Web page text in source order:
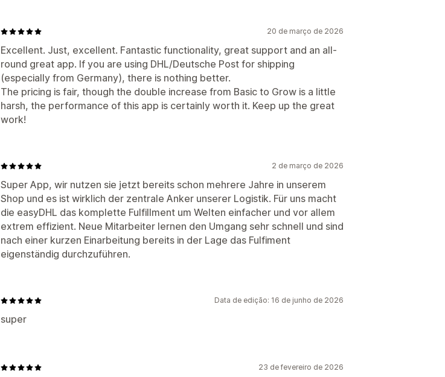
20 de março de 2026
Excellent. Just, excellent. Fantastic functionality, great support and an all-
round great app. If you are using DHL/Deutsche Post for shipping
(especially from Germany), there is nothing better.
The pricing is fair, though the double increase from Basic to Grow is a little
harsh, the performance of this app is certainly worth it. Keep up the great
work!
2 de março de 2026
Super App, wir nutzen sie jetzt bereits schon mehrere Jahre in unserem
Shop und es ist wirklich der zentrale Anker unserer Logistik. Für uns macht
die easyDHL das komplette Fulfillment um Welten einfacher und vor allem
extrem effizient. Neue Mitarbeiter lernen den Umgang sehr schnell und sind
nach einer kurzen Einarbeitung bereits in der Lage das Fulfiment
eigenständig durchzuführen.
Data de edição: 16 de junho de 2026
super
23 de fevereiro de 2026